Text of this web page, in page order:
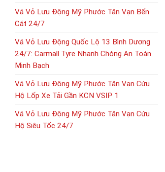
Vá Vỏ Lưu Động Mỹ Phước Tân Vạn Bến
Cát 24/7
Vá Vỏ Lưu Động Quốc Lộ 13 Bình Dương
24/7: Carmall Tyre Nhanh Chóng An Toàn
Minh Bạch
Vá Vỏ Lưu Động Mỹ Phước Tân Vạn Cứu
Hộ Lốp Xe Tải Gần KCN VSIP 1
Vá Vỏ Lưu Động Mỹ Phước Tân Vạn Cứu
Hộ Siêu Tốc 24/7